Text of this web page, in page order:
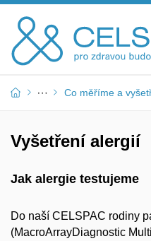
Co měříme a
Vyšetření alergií
Jak alergie testujeme
Do naší CELSPAC rodiny
(MacroArrayDiagnostic